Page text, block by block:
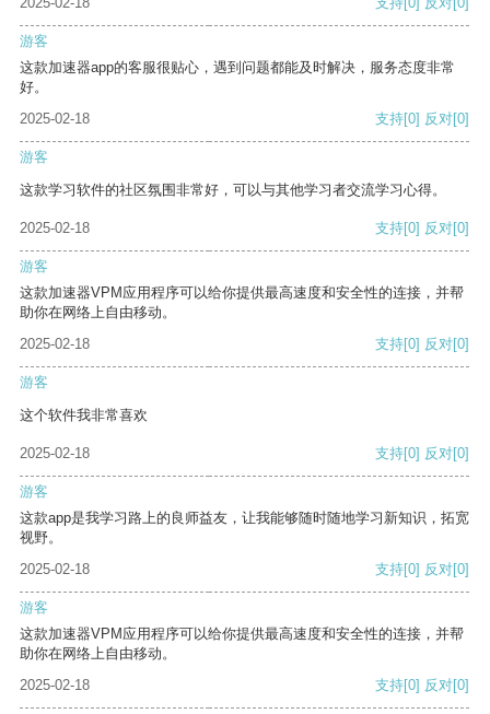
游客
这款加速器app的客服很贴心，遇到问题都能及时解决，服务态度非常
好。
2025-02-18
支持[0] 反对[0]
游客
这款学习软件的社区氛围非常好，可以与其他学习者交流学习心得。
2025-02-18 支持[0] 反对[0]
游客
这款加速器VPM应用程序可以给你提供最高速度和安全性的连接，并帮
助你在网络上自由移动。
2025-02-18
支持[0] 反对[0]
游客
这个软件我非常喜欢
2025-02-18 支持[0] 反对[0]
游客
这款app是我学习路上的良师益友，让我能够随时随地学习新知识，拓宽
视野。
2025-02-18
支持[0] 反对[0]
游客
这款加速器VPM应用程序可以给你提供最高速度和安全性的连接，并帮
助你在网络上自由移动。
2025-02-18
支持[0] 反对[0]